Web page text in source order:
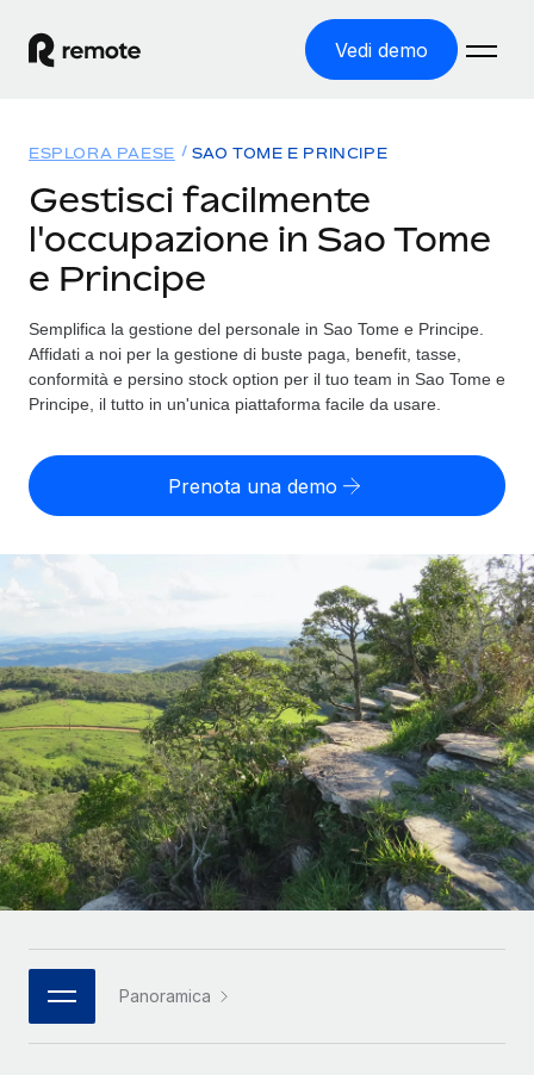
Vedi demo
ASSUMI NEL MONDO
Global Payroll
Employer of Record
Espanditi con zero costi di entità locale
Affidati agli esperti per la gestione HR e la
compliance globale
Soluzioni
COPERTURA GLOBALE
Ricerca paesi
Trova i servizi di supporto all’impiego per ogni Paese
Confronta Remote
Integra l'HR globale nella tua piattaforma in modo
CASE STUDIES
Tariffe
Italiano
English
Nederlands
Français
Deutsch
Español
Italiano
Português (Portugal)
日本語
Login
ESPLORA PAESE SAO TOME E PRINCIPE
Gestisci facilmente
l'occupazione in Sao Tome
e Principe
Semplifica la gestione del personale in Sao Tome e Principe.
Affidati a noi per la gestione di buste paga, benefit, tasse,
conformità e persino stock option per il tuo team in Sao Tome e
Principe, il tutto in un'unica piattaforma facile da usare.
Prenota una demo
Panoramica